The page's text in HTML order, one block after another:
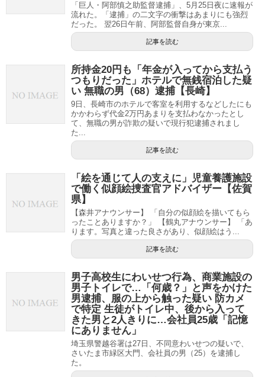
「巨人・阿部慎之助監督逮捕」、5月25日夜に速報が
流れた。「逮捕」の二文字の衝撃はあまりにも強烈
だった。 翌26日午前、阿部監督自身が東京...
記事を読む
所持金20円も「年金が入ってから支払う
つもりだった」ホテルで無銭宿泊した疑
い 無職の男（68）逮捕【長崎】
9日、長崎市のホテルで客室を利用するなどしたにも
かかわらず代金2万円あまりを支払わなかったとし
て、無職の男が詐欺の疑いで現行犯逮捕されまし
た...
記事を読む
「絵を通じて人の支えに」児童養護施設
で働く似顔絵捜査官アドバイザー【佐賀
県】
【森井アナウンサー】 「自分の似顔絵を描いてもら
ったことありますか？」 【鶴丸アナウンサー】 「あ
ります。写真と違った良さがあり、似顔絵はう...
記事を読む
男子高校生にわいせつ行為、商業施設の
男子トイレで…「何歳？」と声をかけた
男逮捕、服の上から触った疑い 防カメ
で特定 生徒がトイレ中、後から入って
きた男と2人きりに…会社員25歳「記憶
にありません」
埼玉県警越谷署は27日、不同意わいせつの疑いで、
さいたま市緑区大門、会社員の男（25）を逮捕し
た。